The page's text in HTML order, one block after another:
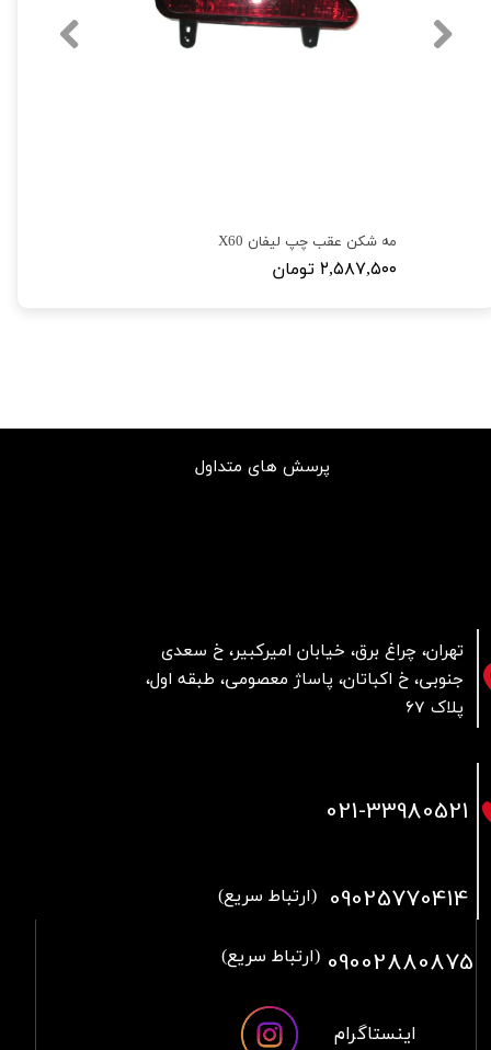
مه شکن عقب چپ لیفان X60
۲,۵۸۷,۵۰۰ تومان
تهران، چراغ برق، خیابان امیرکبیر، خ سعدی
جنوبی، خ اکباتان، پاساژ معصومی، طبقه اول،
پلاک 67
پرسش های متداول
021-33980521
09025770414 (ارتباط سریع)
09002880875 (ارتباط سریع)
اینستاگرام